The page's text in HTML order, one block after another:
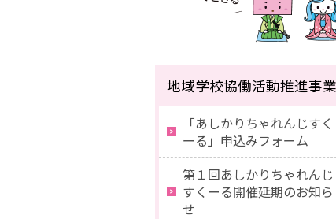
地域学校協働活動推進事業
「あしかりちゃれんじすく
ーる」申込みフォーム
第１回あしかりちゃれんじ
すくーる開催延期のお知ら
せ